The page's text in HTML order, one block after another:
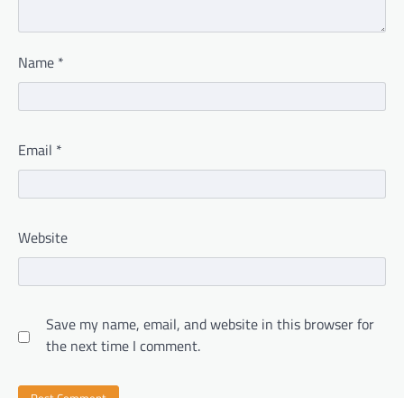
Name *
Email *
Website
Save my name, email, and website in this browser for
the next time I comment.